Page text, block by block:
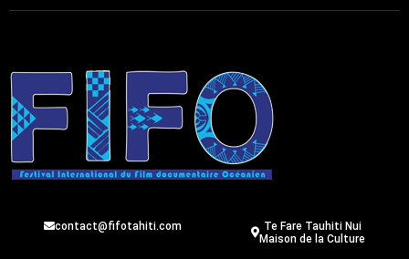
contact@fifotahiti.com
Te Fare Tauhiti Nui
Maison de la Culture